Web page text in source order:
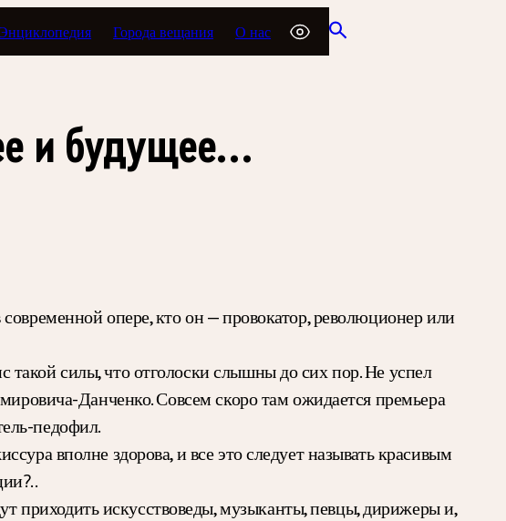
Энциклопедия Города вещания О нас
и будущее…
опере, кто он — провокатор, революционер или
такой силы, что отголоски слышны до сих пор. Не успел
Данченко. Совсем скоро там ожидается премьера
педофил.
вполне здорова, и все это следует называть красивым
приходить искусствоведы, музыканты, певцы, дирижеры и,